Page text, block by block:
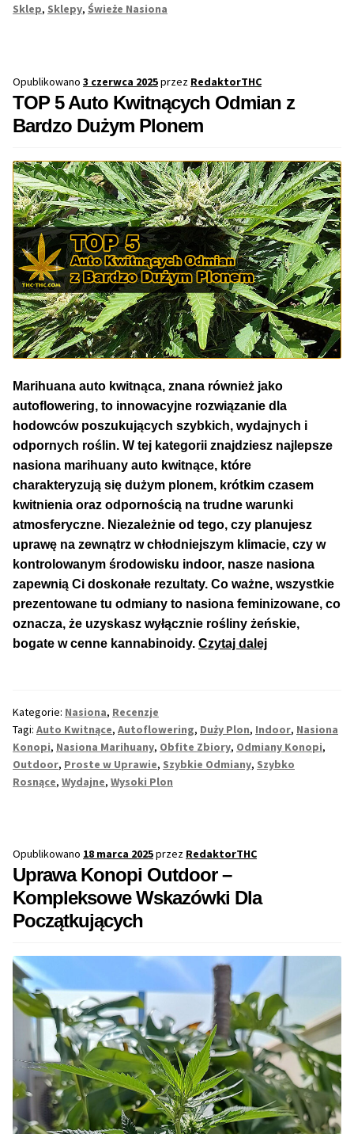
Odbiór Osobisty
Sklep, Sklepy, Świeże Nasiona
Opublikowano 3 czerwca 2025przez RedaktorTHC
TOP 5 Auto Kwitnących Odmian z
Bardzo Dużym Plonem
Marihuana auto kwitnąca, znana również jako
autoflowering, to innowacyjne rozwiązanie dla
hodowców poszukujących szybkich, wydajnych i
odpornych roślin. W tej kategorii znajdziesz najlepsze
nasiona marihuany auto kwitnące, które
charakteryzują się dużym plonem, krótkim czasem
kwitnienia oraz odpornością na trudne warunki
atmosferyczne. Niezależnie od tego, czy planujesz
uprawę na zewnątrz w chłodniejszym klimacie, czy w
kontrolowanym środowisku indoor, nasze nasiona
zapewnią Ci doskonałe rezultaty. Co ważne, wszystkie
prezentowane tu odmiany to nasiona feminizowane, co
oznacza, że uzyskasz wyłącznie rośliny żeńskie,
bogate w cenne kannabinoidy. Czytaj dalejTOP
Bardzo
Kategorie: Nasiona, Recenzje
Tagi: Auto Kwitnące, Autoflowering, Duży Plon, Indoor, Nasiona
Konopi, Nasiona Marihuany, Obfite Zbiory, Odmiany Konopi,
Outdoor, Proste w Uprawie, Szybkie Odmiany, Szybko
Rosnące, Wydajne, Wysoki Plon
Opublikowano 18 marca 2025przez RedaktorTHC
Uprawa Konopi Outdoor –
Kompleksowe Wskazówki Dla
Początkujących